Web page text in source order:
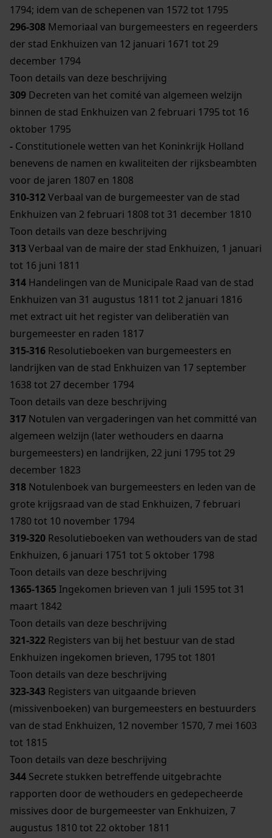
1794; idem van de schepenen van 1572 tot 1795
296-308 Memoriaal van burgemeesters en regeerders
der stad Enkhuizen van 12 januari 1671 tot 29
december 1794
Toon details van deze beschrijving
309 Decreten van het comité van algemeen welzijn
binnen de stad Enkhuizen van 2 februari 1795 tot 16
oktober 1795
- Constitutionele wetten van het Koninkrijk Holland
benevens de namen en kwaliteiten der rijksbeambten
voor de jaren 1807 en 1808
310-312Verbaal van de burgemeester van de stad
Enkhuizen van 2 februari 1808 tot 31 december 1810
Toon details van deze beschrijving
313Verbaal van de maire der stad Enkhuizen, 1 januari
tot 16 juni 1811
314 Handelingen van de Municipale Raad van de stad
Enkhuizen van 31 augustus 1811 tot 2 januari 1816
met extract uit het register van deliberatiën van
burgemeester en raden 1817
315-316 Resolutieboeken van burgemeesters en
landrijken van de stad Enkhuizen van 17 september
1638 tot 27 december 1794
Toon details van deze beschrijving
317 Notulen van vergaderingen van het committé van
algemeen welzijn (later wethouders en daarna
burgemeesters) en landrijken, 22 juni 1795 tot 29
december 1823
318 Notulenboek van burgemeesters en leden van de
grote krijgsraad van de stad Enkhuizen, 7 februari
1780 tot 10 november 1794
319-320 Resolutieboeken van wethouders van de stad
Enkhuizen, 6 januari 1751 tot 5 oktober 1798
Toon details van deze beschrijving
1365-1365 Ingekomen brieven van 1 juli 1595 tot 31
maart 1842
Toon details van deze beschrijving
321-322 Registers van bij het bestuur van de stad
Enkhuizen ingekomen brieven, 1795 tot 1801
Toon details van deze beschrijving
323-343 Registers van uitgaande brieven
(missivenboeken) van burgemeesters en bestuurders
van de stad Enkhuizen, 12 november 1570, 7 mei 1603
tot 1815
Toon details van deze beschrijving
344 Secrete stukken betreffende uitgebrachte
rapporten door de wethouders en gedepecheerde
missives door de burgemeester van Enkhuizen, 7
augustus 1810 tot 22 oktober 1811